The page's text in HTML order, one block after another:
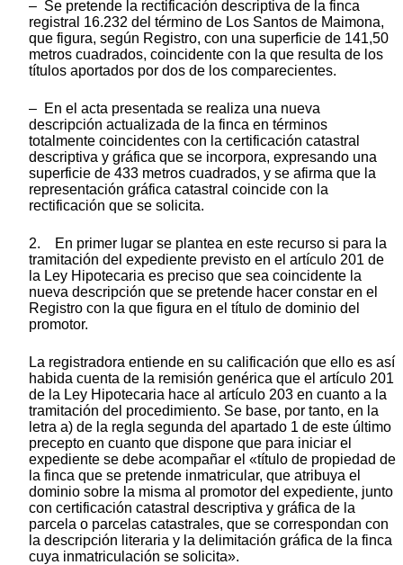
– Se pretende la rectificación descriptiva de la finca
registral 16.232 del término de Los Santos de Maimona,
que figura, según Registro, con una superficie de 141,50
metros cuadrados, coincidente con la que resulta de los
títulos aportados por dos de los comparecientes.
– En el acta presentada se realiza una nueva
descripción actualizada de la finca en términos
totalmente coincidentes con la certificación catastral
descriptiva y gráfica que se incorpora, expresando una
superficie de 433 metros cuadrados, y se afirma que la
representación gráfica catastral coincide con la
rectificación que se solicita.
2. En primer lugar se plantea en este recurso si para la
tramitación del expediente previsto en el artículo 201 de
la Ley Hipotecaria es preciso que sea coincidente la
nueva descripción que se pretende hacer constar en el
Registro con la que figura en el título de dominio del
promotor.
La registradora entiende en su calificación que ello es así
habida cuenta de la remisión genérica que el artículo 201
de la Ley Hipotecaria hace al artículo 203 en cuanto a la
tramitación del procedimiento. Se base, por tanto, en la
letra a) de la regla segunda del apartado 1 de este último
precepto en cuanto que dispone que para iniciar el
expediente se debe acompañar el «título de propiedad de
la finca que se pretende inmatricular, que atribuya el
dominio sobre la misma al promotor del expediente, junto
con certificación catastral descriptiva y gráfica de la
parcela o parcelas catastrales, que se correspondan con
la descripción literaria y la delimitación gráfica de la finca
cuya inmatriculación se solicita».